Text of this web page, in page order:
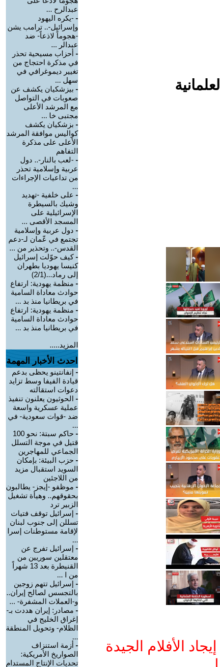
الأفلام الجيدة
عبدالرح ...
- -يكره اليهود
وإسرائيل-.. ترامب يشن
-هجوماً لاذعاً- ضد
عبدالر ...
- أحزاب مسيحية تحذر
في مذكرة احتجاج من
تغيير ديموغرافي في
سهل ...
- بيزشكيان يكشف عن
صعوبات في التواصل
مع المرشد الأعلى
مجتبى خا ...
- بزشكيان يكشف
كواليس موافقة المرشد
الأعلى على مذكرة
التفاهم
- -لعب بالنار-.. دول
عربية وإسلامية تحذر
من تداعيات الإجراءات
...
- على خلفية -تهديد
وشيك بالسيطرة
الإسرائيلية على
المسجد الأقصى ...
- دول عربية وإسلامية
تجتمع في عّمان لـ-دعم
القدس-.. وتحذير من ...
-كيف حوّلت إسرائيل
كنيسا يهوديا بطهران
إلى رماد...(2/1)
- منظمة يهودية: ارتفاع
حوادث معاداة السامية
في بريطانيا منذ بد ...
- منظمة يهودية: ارتفاع
حوادث معاداة السامية
في بريطانيا منذ بد ...
المزيد.....
احدث الأخبار المهمة
- إنفانتينو يحظى بدعم
قيادة الفيفا وسط تزايد
دعوات استقالته
- الحوثيون يعلنون تنفيذ
عملية عسكرية واسعة
ضد -قوات سعودية- في
...
-
حاكم سبتة: نحو 100
قتيل في موجة التسلل
الجماعي للمهاجرين
- حزب البيئة: بإمكان
السويد استقبال مزيد
من اللاجئين
- موظفو -إيجز- يطالبون
بحقوقهم.. وهيأة تشغيل
الزبير ترد
- إسرائيل توقف فتيات
تسللن إلى جنوب لبنان
لإقامة مستوطنات إسرا
...
- إسرائيل تفرج عن
معتقلين سوريين من
القنيطرة بعد 13 شهراً
من ا ...
- إسرائيل تتهم زوجين
بالتجسس لصالح إيران..
و-العملات المشفرة- ...
- مصادر: إيران هددت بـ-
إغراق الخليج في
الظلام- وتحويل المنطقة
...
- أزمة استنزاف
الصواريخ الأمريكية:
تحديات الإنتاج المستدام